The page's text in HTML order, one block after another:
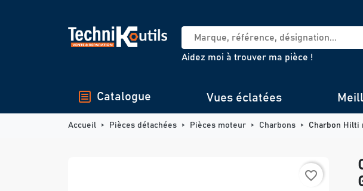
Aidez moi à trouver ma pièce !
Catalogue Vues éclatées
Accueil Pièces détachées Pièces moteur Charbons Charbon Hilti
favorite_border